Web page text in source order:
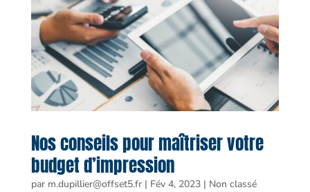
Nos conseils pour maîtriser votre
budget d’impression
par m.dupillier@offset5.fr| Fév 4, 2023| Non classé